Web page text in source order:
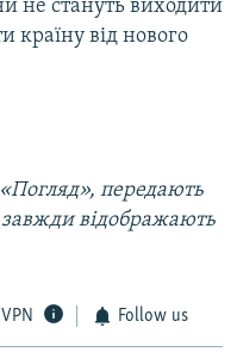
не стануть виходити
країну від нового
передають
завжди відображають
Follow us